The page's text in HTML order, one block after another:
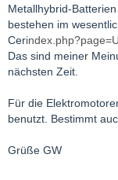
Metallhybrid-
bestehen im
Cer
Das sind meiner
nächsten Zeit.
Für die
benutzt. Bestimmt
Grüße GW